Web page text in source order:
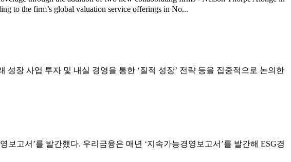
to the firm’s global valuation service offerings in No...
장 사업 투자 및 내실 경영을 통한 ‘질적 성장’ 전략 등을 집중적으로 논의한
고서’를 발간했다. 우리금융은 매년 ‘지속가능경영보고서’를 발간해 ESG경